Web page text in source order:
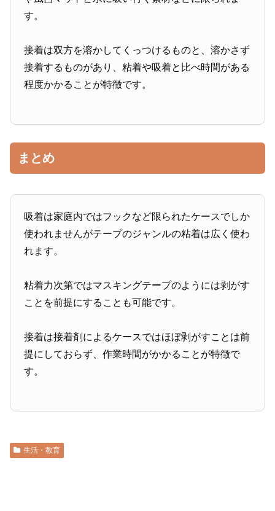
す。
接着は双方を溶かしてくっつけるものと、溶かさず
接着するものがあり、粘着や吸着と比べ時間がある
程度かかることが特徴です。
まとめ
吸着は家庭内ではフックなど限られたケースでしか
使われませんがテープのジャンルの粘着は広く使わ
れます。
粘着力次第ではマスキングテープのようには剥がす
ことを前提にすることも可能です。
接着は接着剤によるケースではほぼ剥がすことは前
提にしておらず、作業時間がかかることが特徴で
す。
生活・教育